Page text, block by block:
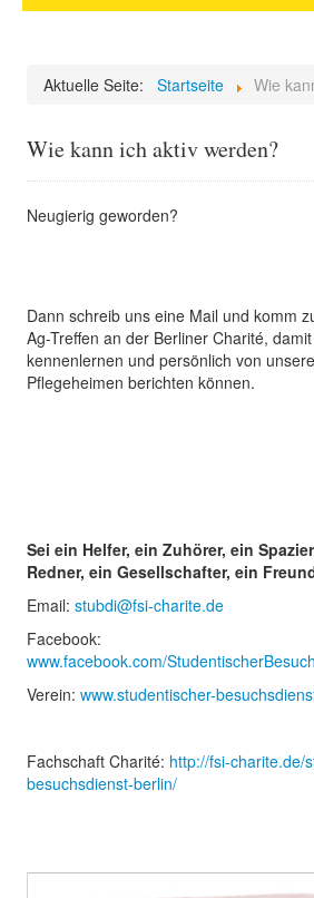
Aktuelle Seite: Startseite Wie
Wie kann ich aktiv werden?
Neugierig geworden?
Dann schreib uns eine Mail und komm
Ag-Treffen an der Berliner Charité,
kennenlernen und persönlich von
Pflegeheimen berichten können.
Sei ein Helfer, ein Zuhörer, ein
Redner, ein Gesellschafter, ein
Email:stubdi@fsi-charite.de
Facebook:
www.facebook.com/
Verein:www.studentischer-
Fachschaft Charité: http://fsi-charite.de/
besuchsdienst-berlin/